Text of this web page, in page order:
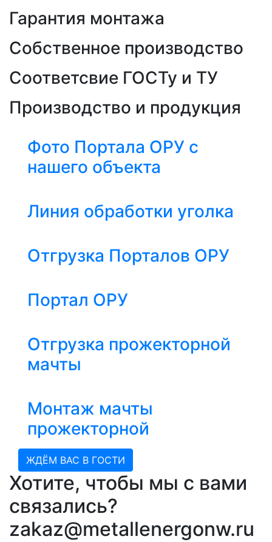
Гарантия монтажа
Собственное производство
Соответсвие ГОСТу и ТУ
Производство и продукция
Фото Портала ОРУ с
нашего объекта
Линия обработки уголка
Отгрузка Порталов ОРУ
Портал ОРУ
Отгрузка прожекторной
мачты
Монтаж мачты
прожекторной
ЖДЁМ ВАС В ГОСТИ
Хотите, чтобы мы с вами
связались?
zakaz@metallenergonw.ru